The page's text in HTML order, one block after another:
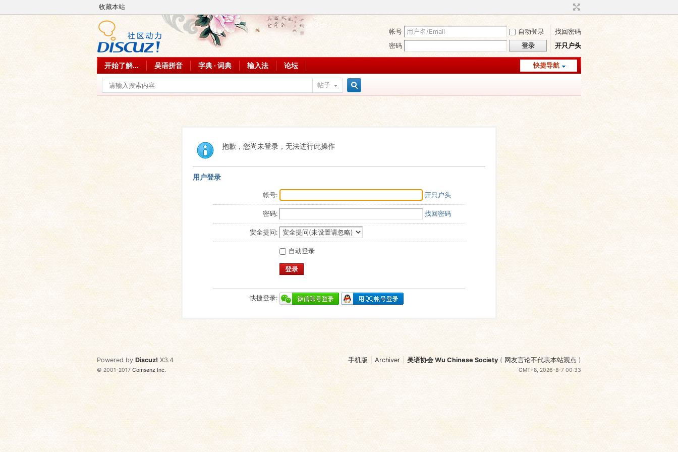
收藏本站
帐号 自动登录
找回密码
密码
登录 开只户头
快捷导航
开始了解... 吴语拼音 字典 · 词典 输入法 论坛
帖子
抱歉，您尚未登录，无法进行此操作
用户登录
帐号: 开只户头
密码: 找回密码
安全提问:
自动登录
登录
快捷登录:
手机版 Archiver 吴语协会 Wu Chinese Society ( 网友言论不代表本站观点 )
GMT+8, 2026-8-7 00:33
Powered by Discuz! X3.4
© 2001-2017Comsenz Inc.